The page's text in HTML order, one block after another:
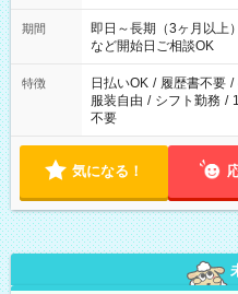
憩1ｈ） 10：00-19：00（実働8
11：00-20：00（実働8
休憩1ｈ） 12：00-21：
期間
即日～長期（3ヶ月以
など開始日ご相談OK
特徴 日払いOK / 履歴書不要 /
服装自由 / シフト勤務 /
不要
気になる！